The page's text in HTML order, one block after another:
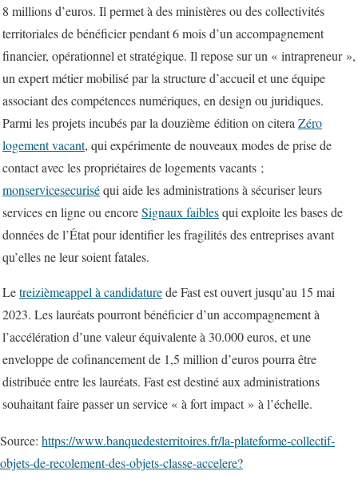
8 millions d’euros. Il permet à des ministères ou des collectivités
territoriales de bénéficier pendant 6 mois d’un accompagnement
financier, opérationnel et stratégique. Il repose sur un « intrapreneur »,
un expert métier mobilisé par la structure d’accueil et une équipe
associant des compétences numériques, en design ou juridiques.
Parmi les projets incubés par la douzième édition on citera Zéro
logement vacant, qui expérimente de nouveaux modes de prise de
contact avec les propriétaires de logements vacants ;
monservicesecuriséqui aide les administrations à sécuriser leurs
services en ligne ou encoreSignaux faiblesqui exploite les bases de
données de l’Étatpour identifier les fragilités des entreprises avant
qu’elles ne leur soient fatales.
Letreizièmeappel à candidaturede Fast est ouvert jusqu’au 15 mai
2023. Les lauréats pourront bénéficier d’un accompagnement à
l’accélération d’une valeur équivalente à 30.000 euros, et une
enveloppe de cofinancement de 1,5 million d’euros pourra être
distribuée entre les lauréats. Fast est destiné aux administrations
souhaitant faire passer un service « à fort impact » à l’échelle.
Source: https://www.banquedesterritoires.fr/la-plateforme-collectif-
objets-de-recolement-des-objets-classe-accelere?